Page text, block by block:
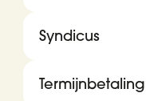
Syndicus
Termijnbetaling